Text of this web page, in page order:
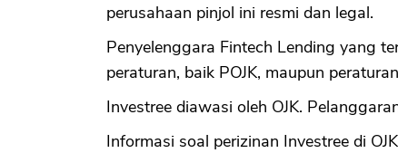
perusahaan pinjol ini resmi dan legal.
Penyelenggara Fintech Lending yang
peraturan, baik POJK, maupun
Investree diawasi oleh OJK.
Informasi soal perizinan Investree di